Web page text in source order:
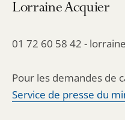
Lorraine Acquier
01 72 60 58 42 -
Pour les demandes de
Service de presse du